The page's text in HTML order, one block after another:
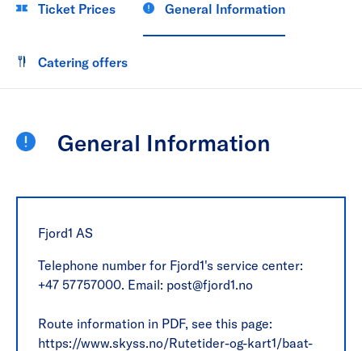
Ticket Prices General Information
Catering offers
General Information
Fjord1 AS
Telephone number for Fjord1's service center:
+47 57757000. Email: post@fjord1.no
Route information in PDF, see this page:
https://www.skyss.no/Rutetider-og-kart1/baat-